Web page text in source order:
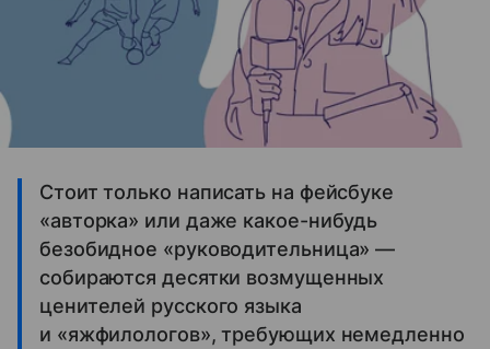
Стоит только написать на фейсбуке
«авторка» или даже какое-нибудь
безобидное «руководительница» —
собираются десятки возмущенных
ценителей русского языка
и «яжфилологов», требующих немедленно